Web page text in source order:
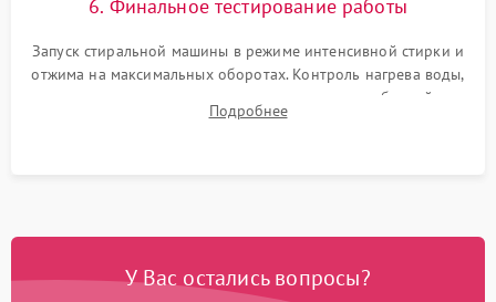
6. Финальное тестирование работы
Запуск стиральной машины в режиме интенсивной стирки и
отжима на максимальных оборотах. Контроль нагрева воды,
корректности слива, отсутствия излишних вибраций,
посторонних стуков и протечек под корпусом.
Подробнее
У Вас остались вопросы?